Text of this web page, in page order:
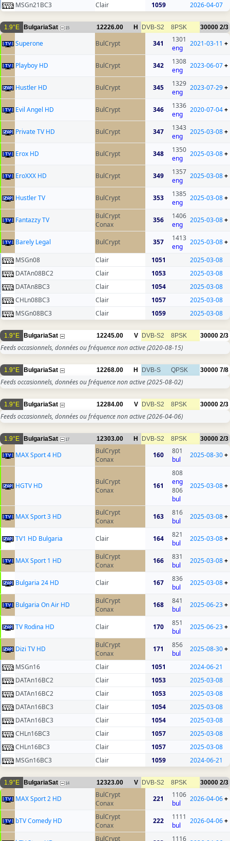
MSGn21BC3
Clair 1059 2026-04-07
1.9°E BulgariaSat 15 12226.00 H DVB-S2 8PSK 30000 2/3
Superone BulCrypt 341
1301
eng
2021-03-11 +
Playboy HD BulCrypt 342
1308
eng
2023-06-07+
Hustler HD BulCrypt 345
1329
eng
2023-07-29+
Evil Angel HD BulCrypt 346
1336
eng
2020-07-04+
Private TV HD BulCrypt 347
1343
eng
2025-03-08+
Erox HD BulCrypt 348
1350
eng
2025-03-08+
EroXXX HD BulCrypt 349
1357
eng
2025-03-08+
Hustler TV BulCrypt 353
1385
eng
2025-03-08+
Fantazzy TV
BulCrypt
Conax
356
1406
eng
2025-03-08+
Barely Legal BulCrypt 357
1413
eng
2025-03-08+
MSGn08 Clair 1051
2025-03-08
DATAn08BC2
Clair 1053
2025-03-08
DATAn8BC3
Clair 1054
2025-03-08
CHLn08BC3
Clair 1057
2025-03-08
MSGn08BC3
Clair 1059 2025-03-08
1.9°E BulgariaSat 12245.00 V DVB-S2 8PSK 30000 2/3
Feeds occasionnels, données ou fréquence non active(2020-08-15)
1.9°E BulgariaSat 12268.00 H DVB-S QPSK 30000 7/8
Feeds occasionnels, données ou fréquence non active(2025-08-02)
1.9°E BulgariaSat 12284.00 V DVB-S2 8PSK 30000 2/3
Feeds occasionnels, données ou fréquence non active(2026-04-06)
1.9°E BulgariaSat 17 12303.00 H DVB-S2 8PSK 30000 2/3
MAX Sport 4 HD
BulCrypt
Conax
160
801
bul
2025-08-30+
HGTV HD
BulCrypt
Conax
161
808
eng
806
bul
2025-03-08+
MAX Sport 3 HD
BulCrypt
Conax
163
816
bul
2025-03-08+
TV1 HD Bulgaria Clair 164
821
bul
2025-03-08+
MAX Sport 1 HD
BulCrypt
Conax
166
831
bul
2025-03-08+
Bulgaria 24 HD Clair 167
836
bul
2025-03-08+
Bulgaria On Air HD
BulCrypt
Conax
168
841
bul
2025-06-23+
TV Rodina HD Clair 170
851
bul
2025-06-23+
Dizi TV HD
BulCrypt
Conax
171
856
bul
2025-08-30+
MSGn16 Clair 1051
2024-06-21
DATAn16BC2
Clair 1053
2025-03-08
DATAn16BC2
Clair 1053
2025-03-08
DATAn16BC3
Clair 1054
2025-03-08
DATAn16BC3
Clair 1054
2025-03-08
CHLn16BC3
Clair 1057
2025-03-08
CHLn16BC3
Clair 1057
2025-03-08
MSGn16BC3
Clair 1059 2024-06-21
1.9°E BulgariaSat 14 12323.00 V DVB-S2 8PSK 30000 2/3
MAX Sport 2 HD
BulCrypt
Conax
221
1106
bul
2026-04-06+
bTV Comedy HD
BulCrypt
Conax
222
1111
bul
2026-04-06+
BulCrypt 1116